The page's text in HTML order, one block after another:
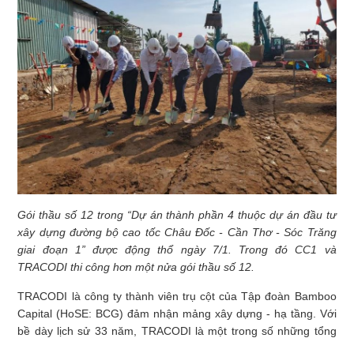
Gói thầu số 12 trong “Dự án thành phần 4 thuộc dự án đầu tư
xây dựng đường bộ cao tốc Châu Đốc - Cần Thơ - Sóc Trăng
giai đoạn 1” được động thổ ngày 7/1. Trong đó CC1 và
TRACODI thi công hơn một nửa gói thầu số 12.
TRACODI là công ty thành viên trụ cột của Tập đoàn Bamboo
Capital (HoSE: BCG) đảm nhận mảng xây dựng - hạ tầng. Với
bề dày lịch sử 33 năm, TRACODI là một trong số những tổng